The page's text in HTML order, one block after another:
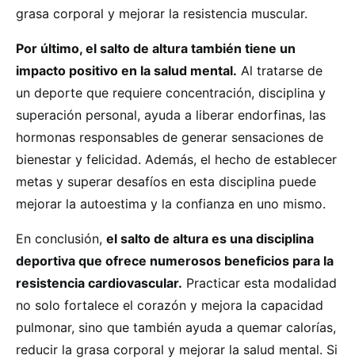
grasa corporal y mejorar la resistencia muscular.
Por último, el salto de altura también tiene un
impacto positivo en la salud mental. Al tratarse de
un deporte que requiere concentración, disciplina y
superación personal, ayuda a liberar endorfinas, las
hormonas responsables de generar sensaciones de
bienestar y felicidad. Además, el hecho de establecer
metas y superar desafíos en esta disciplina puede
mejorar la autoestima y la confianza en uno mismo.
En conclusión, el salto de altura es una disciplina
deportiva que ofrece numerosos beneficios para la
resistencia cardiovascular. Practicar esta modalidad
no solo fortalece el corazón y mejora la capacidad
pulmonar, sino que también ayuda a quemar calorías,
reducir la grasa corporal y mejorar la salud mental. Si